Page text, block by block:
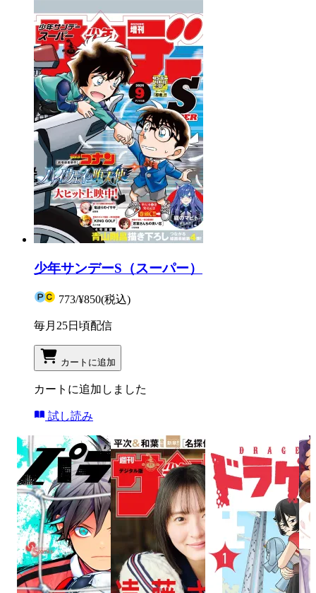
少年サンデーS（スーパー）
773/¥850(税込)
毎月25日頃配信
カートに追加
カートに追加しました
試し読み